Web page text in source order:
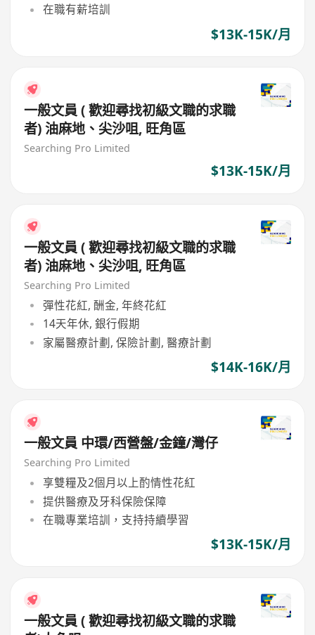
在職有薪培訓
$13K-15K/月
一般文員 ( 歡迎尋找初級文職的求職
者) 油麻地、尖沙咀, 旺角區
Searching Pro Limited
$13K-15K/月
一般文員 ( 歡迎尋找初級文職的求職
者) 油麻地、尖沙咀, 旺角區
Searching Pro Limited
彈性花紅, 酬金, 年終花紅
14天年休, 銀行假期
家屬醫療計劃, 保險計劃, 醫療計劃
$14K-16K/月
一般文員 中環/西營盤/金鐘/灣仔
Searching Pro Limited
享雙糧及2個月以上酌情性花紅
提供醫療及牙科保險保障
在職專業培訓，支持持續學習
$13K-15K/月
一般文員 ( 歡迎尋找初級文職的求職